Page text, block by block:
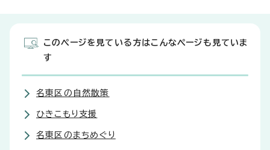
このページを見ている方はこんなページも見ていま
す
名東区の自然散策
ひきこもり支援
名東区のまちめぐり